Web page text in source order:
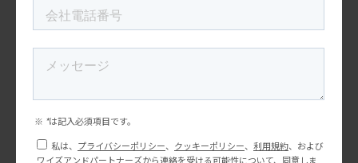
ーザーがニッチな観光スポットを探すときに使われま
す。
・Instagram
写真や動画に特化した約15億人以上が利用するツールで
す。アメリカでは観光スポットを探すSNSとして人気が
あります。